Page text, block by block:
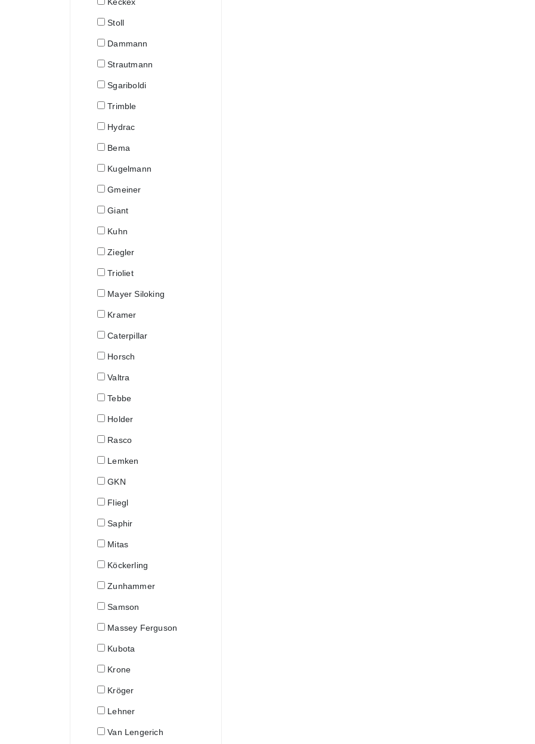
Stoll
Dammann
Strautmann
Sgariboldi
Trimble
Hydrac
Bema
Kugelmann
Gmeiner
Giant
Kuhn
Ziegler
Trioliet
Mayer Siloking
Kramer
Caterpillar
Horsch
Valtra
Tebbe
Holder
Rasco
Lemken
GKN
Fliegl
Saphir
Mitas
Köckerling
Zunhammer
Samson
Massey Ferguson
Kubota
Krone
Kröger
Lehner
Van Lengerich